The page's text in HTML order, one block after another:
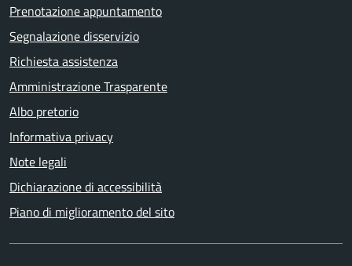
Prenotazione appuntamento
Segnalazione disservizio
Richiesta assistenza
Amministrazione Trasparente
Albo pretorio
Informativa privacy
Note legali
Dichiarazione di accessibilità
Piano di miglioramento del sito